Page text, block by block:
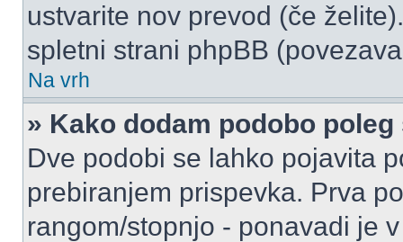
ustvarite nov prevod (če
spletni strani phpBB
Na vrh
» Kako dodam podobo
Dve podobi se lahko pojavita
prebiranjem prispevka. Prva
rangom/stopnjo - ponavadi je